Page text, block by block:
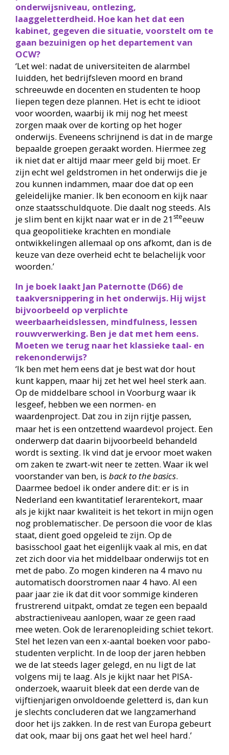
maar het is een ontzettend waardevol project. Een
onderwerp dat daarin bijvoorbeeld behandeld
wordt is sexting. Ik vind dat je ervoor moet waken
om zaken te zwart-wit neer te zetten. Waar ik wel
voorstander van ben, is back to the basics.
Daarmee bedoel ik onder andere dit: er is in
Nederland een kwantitatief lerarentekort, maar
als je kijkt naar kwaliteit is het tekort in mijn ogen
nog problematischer. De persoon die voor de klas
staat, dient goed opgeleid te zijn. Op de
basisschool gaat het eigenlijk vaak al mis, en dat
zet zich door via het middelbaar onderwijs tot en
met de pabo. Zo mogen kinderen na 4 mavo nu
automatisch doorstromen naar 4 havo. Al een
paar jaar zie ik dat dit voor sommige kinderen
frustrerend uitpakt, omdat ze tegen een bepaald
abstractieniveau aanlopen, waar ze geen raad
mee weten. Ook de lerarenopleiding schiet tekort.
Stel het lezen van een x-aantal boeken voor pabo-
studenten verplicht. In de loop der jaren hebben
we de lat steeds lager gelegd, en nu ligt de lat
volgens mij te laag. Als je kijkt naar het PISA-
onderzoek, waaruit bleek dat een derde van de
vijftienjarigen onvoldoende geletterd is, dan kun
je slechts concluderen dat we langzamerhand
door het ijs zakken. In de rest van Europa gebeurt
dat ook, maar bij ons gaat het wel heel hard.’
onderwijsniveau, ontlezing,
laaggeletterdheid. Hoe kan het dat een
kabinet, gegeven die situatie, voorstelt om te
gaan bezuinigen op het departement van
OCW?
‘Let wel: nadat de universiteiten de alarmbel
luidden, het bedrijfsleven moord en brand
schreeuwde en docenten en studenten te hoop
liepen tegen deze plannen. Het is echt te idioot
voor woorden, waarbij ik mij nog het meest
zorgen maak over de korting op het hoger
onderwijs. Eveneens schrijnend is dat in de marge
bepaalde groepen geraakt worden. Hiermee zeg
ik niet dat er altijd maar meer geld bij moet. Er
zijn echt wel geldstromen in het onderwijs die je
zou kunnen indammen, maar doe dat op een
geleidelijke manier. Ik ben econoom en kijk naar
onze staatsschuldquote. Die daalt nog steeds. Als
je slim bent en kijkt naar wat er in de 21 steeeuw
qua geopolitieke krachten en mondiale
ontwikkelingen allemaal op ons afkomt, dan is de
keuze van deze overheid echt te belachelijk voor
woorden.’
In je boek laakt Jan Paternotte (D66) de
taakversnippering in het onderwijs. Hij wijst
bijvoorbeeld op verplichte
weerbaarheidslessen, mindfulness, lessen
rouwverwerking. Ben je dat met hem eens.
Moeten we terug naar het klassieke taal- en
rekenonderwijs?
‘Ik ben met hem eens dat je best wat dor hout
kunt kappen, maar hij zet het wel heel sterk aan.
Op de middelbare school in Voorburg waar ik
lesgeef, hebben we een normen- en
waardenproject. Dat zou in zijn rijtje passen,